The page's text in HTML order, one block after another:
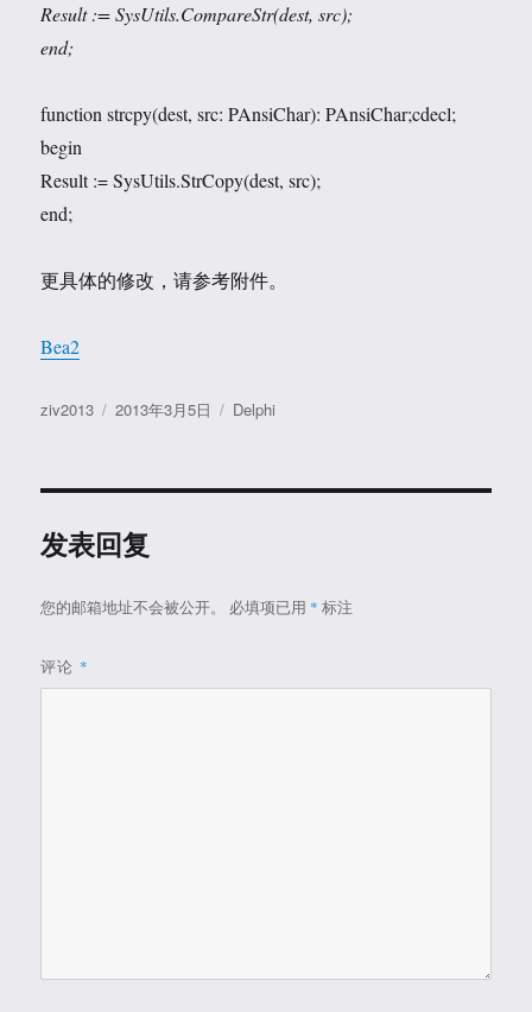
Result := SysUtils.CompareStr(dest, src);
end;
function strcpy(dest, src: PAnsiChar): PAnsiChar;cdecl;
begin
Result := SysUtils.StrCopy(dest, src);
end;
更具体的修改，请参考附件。
Bea2
作
ziv2013
发
2013年3月5日
分
Delphi
发表回复
您的邮箱地址不会被公开。 必填项已用 * 标注
评论 *